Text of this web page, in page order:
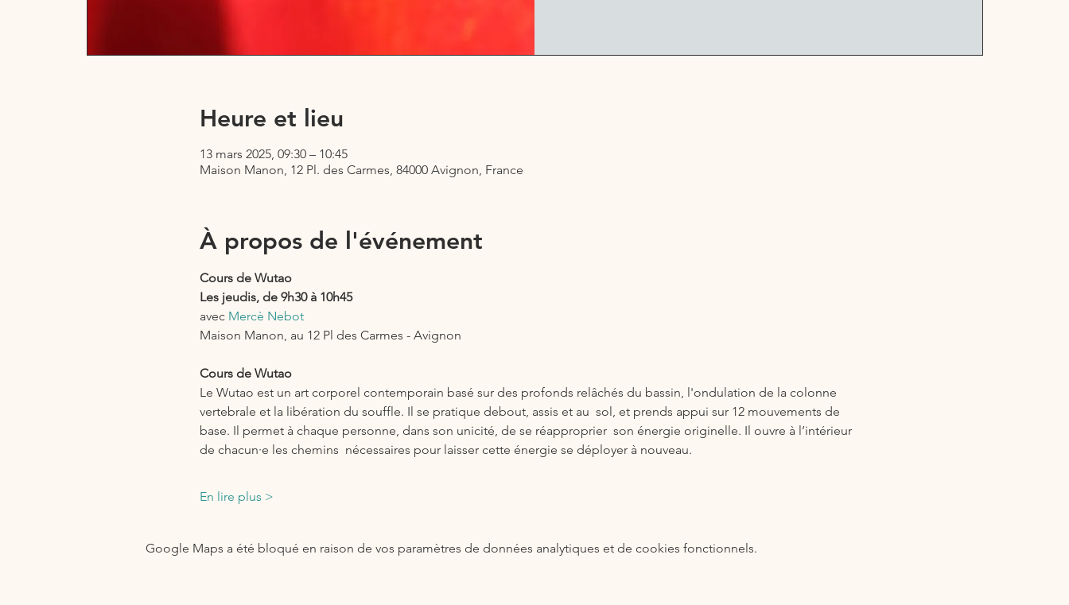
Heure et lieu
13 mars 2025, 09:30 – 10:45
Maison Manon, 12 Pl. des Carmes, 84000 Avignon, France
À propos de l'événement
Cours de Wutao
Les jeudis, de 9h30 à 10h45
avec Mercè Nebot
Maison Manon, au 12 Pl des Carmes - Avignon
Cours de Wutao
Le Wutao est un art corporel contemporain basé sur des profonds relâchés du bassin, l'ondulation de la colonne
vertebrale et la libération du souffle. Il se pratique debout, assis et au  sol, et prends appui sur 12 mouvements de
base. Il permet à chaque personne, dans son unicité, de se réapproprier  son énergie originelle. Il ouvre à l’intérieur
de chacun·e les chemins  nécessaires pour laisser cette énergie se déployer à nouveau.
En lire plus >
Google Maps a été bloqué en raison de vos paramètres de données analytiques et de cookies fonctionnels.